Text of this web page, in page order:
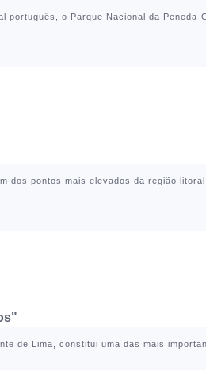
português, o Parque Nacional da Peneda-
dos pontos mais elevados da região
de Lima , constitui uma das mais